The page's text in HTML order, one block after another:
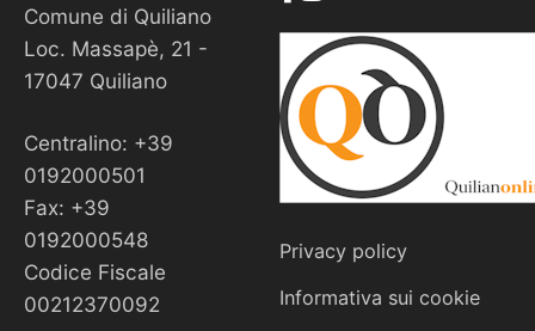
Comune di Quiliano
Loc. Massapè, 21 -
17047 Quiliano
Centralino: +39
0192000501
Fax: +39
0192000548
Codice Fiscale
00212370092
Privacy policy
Informativa sui cookie